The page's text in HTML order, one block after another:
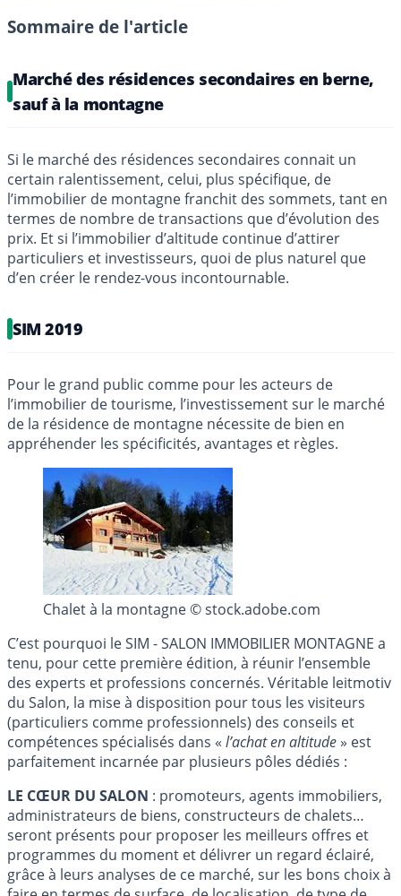
Sommaire de l'article
Marché des résidences secondaires en berne,
sauf à la montagne
Si le marché des résidences secondaires connait un
certain ralentissement, celui, plus spécifique, de
l’immobilier de montagne franchit des sommets, tant en
termes de nombre de transactions que d’évolution des
prix. Et si l’immobilier d’altitude continue d’attirer
particuliers et investisseurs, quoi de plus naturel que
d’en créer le rendez-vous incontournable.
SIM 2019
Pour le grand public comme pour les acteurs de
l’immobilier de tourisme, l’investissement sur le marché
de la résidence de montagne nécessite de bien en
appréhender les spécificités, avantages et règles.
Chalet à la montagne © stock.adobe.com
C’est pourquoi le SIM - SALON IMMOBILIER MONTAGNE a
tenu, pour cette première édition, à réunir l’ensemble
des experts et professions concernés. Véritable leitmotiv
du Salon, la mise à disposition pour tous les visiteurs
(particuliers comme professionnels) des conseils et
compétences spécialisés dans « l’achat en altitude» est
parfaitement incarnée par plusieurs pôles dédiés :
LE CŒUR DU SALON : promoteurs, agents immobiliers,
administrateurs de biens, constructeurs de chalets…
seront présents pour proposer les meilleurs offres et
programmes du moment et délivrer un regard éclairé,
grâce à leurs analyses de ce marché, sur les bons choix à